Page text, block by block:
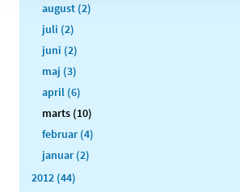
august (2)
juli (2)
juni (2)
maj (3)
april (6)
marts (10)
februar (4)
januar (2)
2012 (44)